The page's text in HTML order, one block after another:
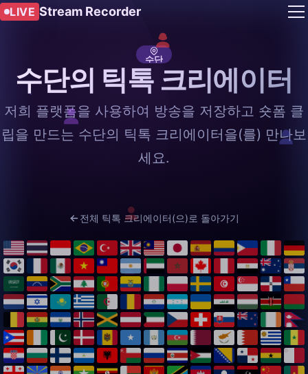
LIVE Stream Recorder
수단
수단의 틱톡 크리에이터
저희 플랫폼을 사용하여 방송을 저장하고 숏폼 클
립을 만드는 수단의 틱톡 크리에이터을(를) 만나보
세요.
전체 틱톡 크리에이터(으)로 돌아가기